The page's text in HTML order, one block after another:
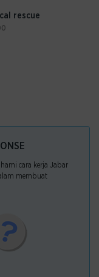
rescue
cara kerja Jabar
membuat